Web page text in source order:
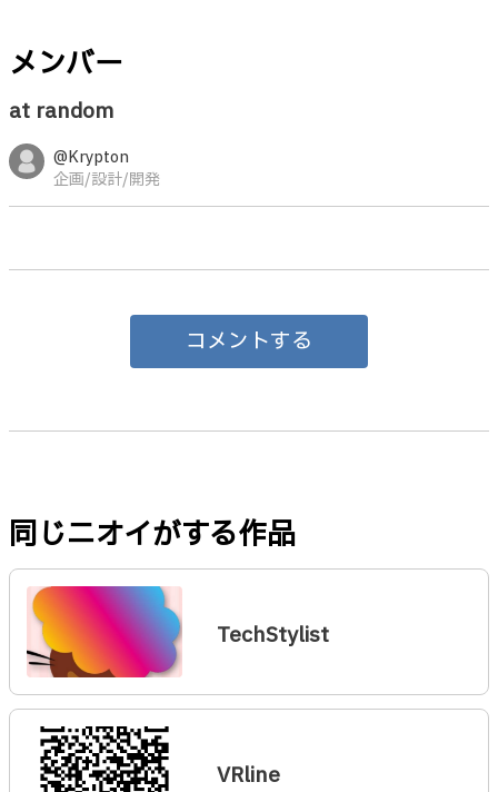
メンバー
at random
@Krypton
企画/設計/開発
コメントする
同じニオイがする作品
TechStylist
VRline